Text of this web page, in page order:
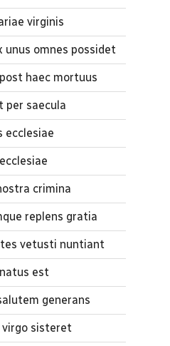
virginis
unus omnes possidet
haec mortuus
saecula
ecclesiae
crimina
replens gratia
vetusti nuntiant
est
generans
sisteret